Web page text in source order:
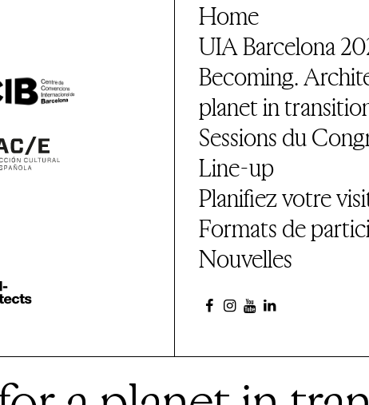
Home
UIA Barcelona
Becoming.
planet in
Sessions du
Line-up
Planifiez votre
Formats de
Nouvelles